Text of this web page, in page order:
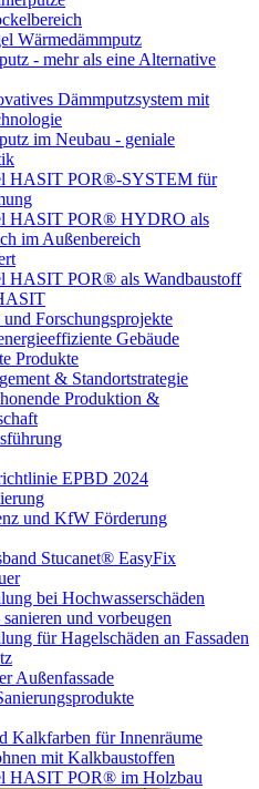
Wärmedämmputz
- mehr als eine Alternative
Dämmputzsystem mit
im Neubau - geniale
HASIT POR®-SYSTEM für
HASIT POR® HYDRO als
im Außenbereich
HASIT POR® als Wandbaustoff
Forschungsprojekte
Gebäude
Produkte
& Standortstrategie
Produktion &
EPBD 2024
und KfW Förderung
Stucanet® EasyFix
bei Hochwasserschäden
und vorbeugen
für Hagelschäden an Fassaden
Außenfassade
Kalkfarben für Innenräume
mit Kalkbaustoffen
HASIT POR® im Holzbau